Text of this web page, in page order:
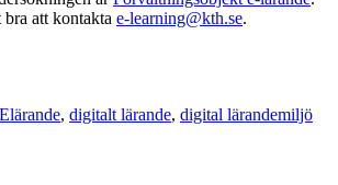
att kontakta e-learning@kth.se.
digitalt lärande digital lärandemiljö